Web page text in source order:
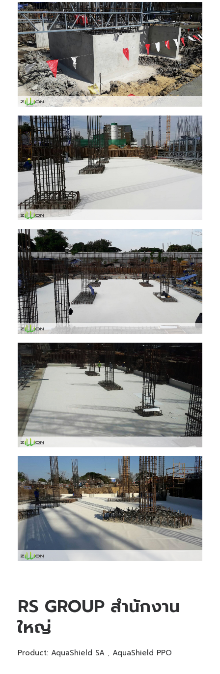
RS GROUP สำนักงาน
ใหญ่
Product: AquaShield SA , AquaShield PPO